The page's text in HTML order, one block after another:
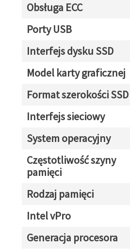
Obsługa ECC
Porty USB
Interfejs dysku SSD
Model karty graficznej
Format szerokości SSD
Interfejs sieciowy
System operacyjny
Częstotliwość szyny
pamięci
Rodzaj pamięci
Intel vPro
Generacja procesora